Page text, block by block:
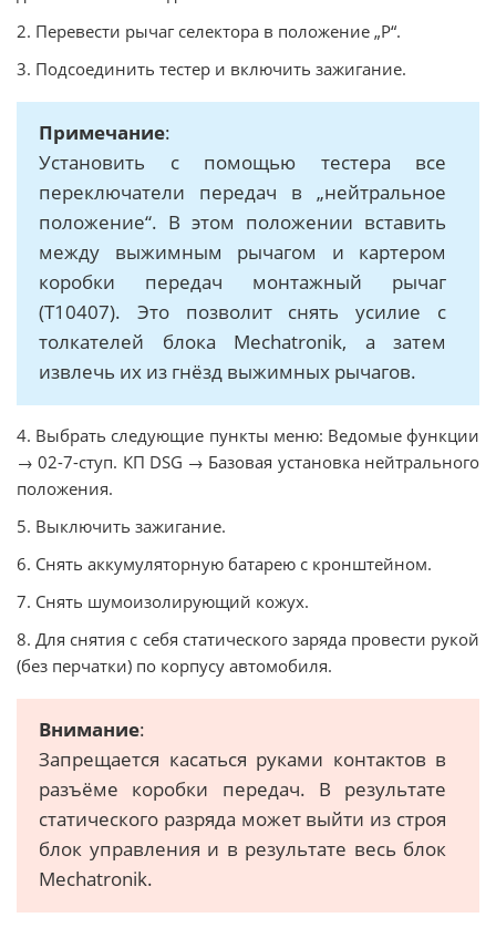
2. Перевести рычаг селектора в положение „P“.
3. Подсоединить тестер и включить зажигание.
Примечание:
Установить с помощью тестера все
переключатели передач в „нейтральное
положение“. В этом положении вставить
между выжимным рычагом и картером
коробки передач монтажный рычаг
(T10407). Это позволит снять усилие с
толкателей блока Mechatronik, а затем
извлечь их из гнёзд выжимных рычагов.
4. Выбрать следующие пункты меню: Ведомые функции
→ 02-7-ступ. КП DSG → Базовая установка нейтрального
положения.
5. Выключить зажигание.
6. Снять аккумуляторную батарею с кронштейном.
7. Снять шумоизолирующий кожух.
8. Для снятия с себя статического заряда провести рукой
(без перчатки) по корпусу автомобиля.
Внимание:
Запрещается касаться руками контактов в
разъёме коробки передач. В результате
статического разряда может выйти из строя
блок управления и в результате весь блок
Mechatronik.